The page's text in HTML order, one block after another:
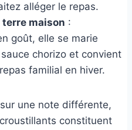
alléger le repas.
terre maison :
goût, elle se marie
chorizo et convient
familial en hiver.
une note différente,
constituent